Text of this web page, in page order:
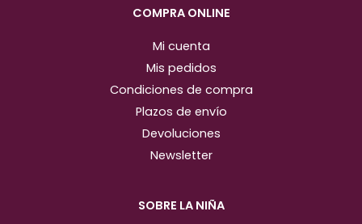
m
COMPRA ONLINE
Mi cuenta
Mis pedidos
Condiciones de compra
Plazos de envío
Devoluciones
Newsletter
SOBRE LA NIÑA